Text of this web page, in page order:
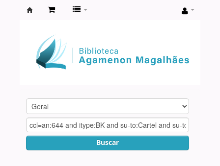
Agamenon
Magalhães
Buscar